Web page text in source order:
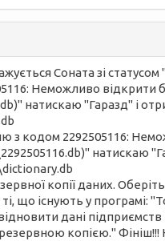
Соната зі
Неможливо відкрити
натискаю "Гаразд" і
з кодом 2292505116:
натискаю
копії даних. Оберіть
що існують у програмі:
дані підприємств
копією." Фініш!!!